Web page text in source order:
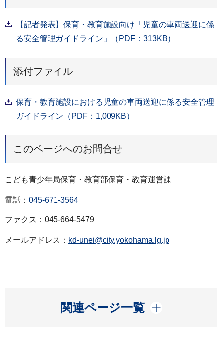
【記者発表】保育・教育施設向け「児童の車両送迎に係
る安全管理ガイドライン」（PDF：313KB）
添付ファイル
保育・教育施設における児童の車両送迎に係る安全管理
ガイドライン（PDF：1,009KB）
このページへのお問合せ
こども青少年局保育・教育部保育・教育運営課
電話： 045-671-3564
ファクス：045-664-5479
メールアドレス： kd-unei@city.yokohama.lg.jp
関連ページ一覧
開く